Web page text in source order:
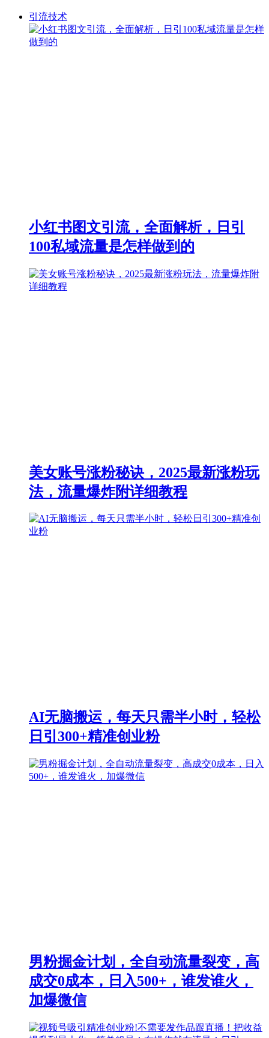
引流技术
小红书图文引流，全面解析，日引
100私域流量是怎样做到的
美女账号涨粉秘诀，2025最新涨粉玩
法，流量爆炸附详细教程
AI无脑搬运，每天只需半小时，轻松
日引300+精准创业粉
男粉掘金计划，全自动流量裂变，高
成交0成本，日入500+，谁发谁火，
加爆微信